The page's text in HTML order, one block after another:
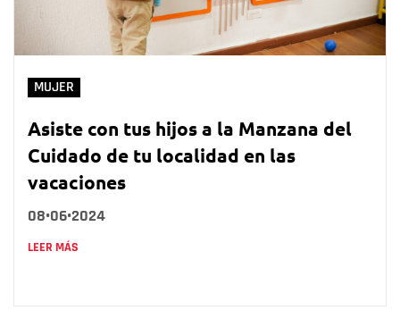
MUJER
Asiste con tus hijos a la Manzana del
Cuidado de tu localidad en las
vacaciones
08•06•2024
LEER MÁS